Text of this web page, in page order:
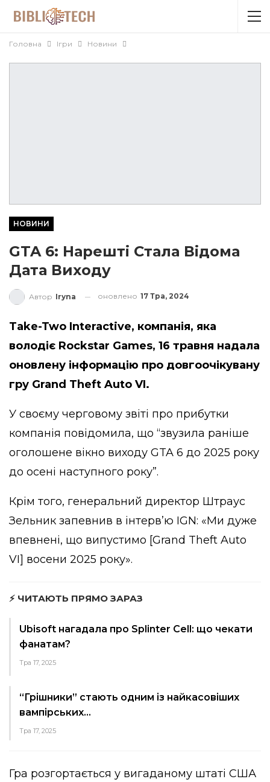
Головна Ігри Новини
НОВИНИ
GTA 6: Нарешті Стала Відома
Дата Виходу
Автор Iryna оновлено 17 Тра, 2024
Take-Two Interactive, компанія, яка
володіє Rockstar Games, 16 травня надала
оновлену інформацію про довгоочікувану
гру Grand Theft Auto VI.
У своєму черговому звіті про прибутки
компанія повідомила, що “звузила раніше
оголошене вікно виходу GTA 6 до 2025 року
до осені наступного року”.
Крім того, генеральний директор Штраус
Зельник запевнив в інтерв’ю IGN: «Ми дуже
впевнені, що випустимо [Grand Theft Auto
VI] восени 2025 року».
⚡ ЧИТАЮТЬ ПРЯМО ЗАРАЗ
Ubisoft нагадала про Splinter Cell: що чекати
фанатам?
Тра 17, 2025
“Грішники” стають одним із найкасовіших
вампірських…
Тра 17, 2025
Гра розгортається у вигаданому штаті США